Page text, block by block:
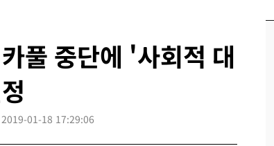
풀 중단에 '사회적 대
2019-01-18 17:29:06